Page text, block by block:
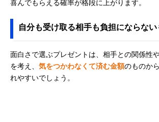
喜んでもらえる確率が格段に上がります。
自分も受け取る相手も負担にならない
面白さで選ぶプレゼントは、相手との関係性
を考え、 気をつかわなくて済む金額のものか
れやすいでしょう。